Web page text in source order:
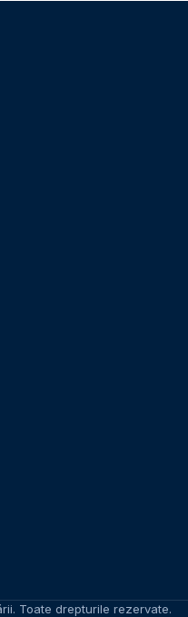
Toate drepturile rezervate.